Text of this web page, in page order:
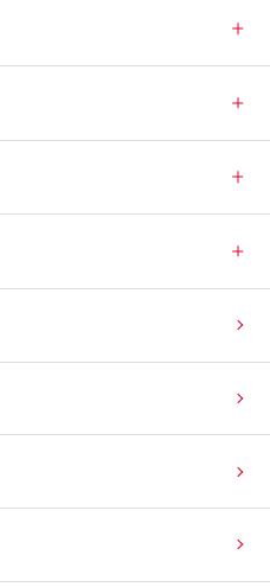
一覧
学）
たちファーム
問
た